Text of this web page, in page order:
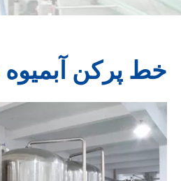
خط پرکن آبمیوه